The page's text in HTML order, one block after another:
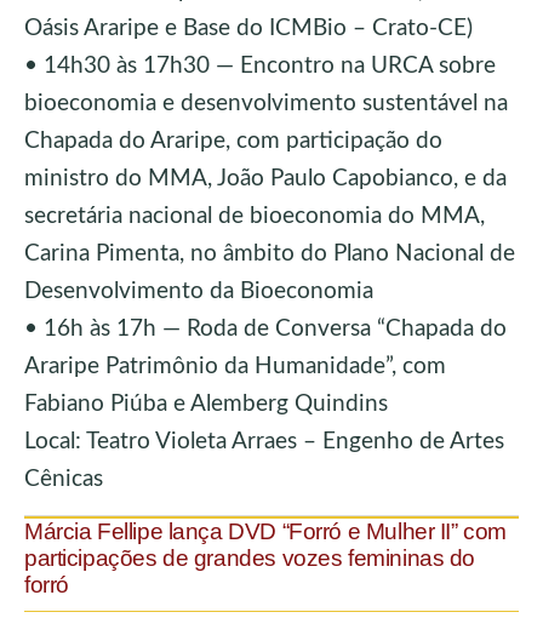
Oásis Araripe e Base do ICMBio – Crato-CE)
• 14h30 às 17h30 — Encontro na URCA sobre
bioeconomia e desenvolvimento sustentável na
Chapada do Araripe, com participação do
ministro do MMA, João Paulo Capobianco, e da
secretária nacional de bioeconomia do MMA,
Carina Pimenta, no âmbito do Plano Nacional de
Desenvolvimento da Bioeconomia
• 16h às 17h — Roda de Conversa “Chapada do
Araripe Patrimônio da Humanidade”, com
Fabiano Piúba e Alemberg Quindins
Local: Teatro Violeta Arraes – Engenho de Artes
Cênicas
Márcia Fellipe lança DVD “Forró e Mulher II” com
participações de grandes vozes femininas do
forró